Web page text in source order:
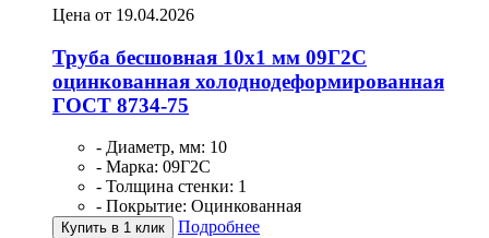
Цена от 19.04.2026
Труба бесшовная 10х1 мм 09Г2С
оцинкованная холоднодеформированная
ГОСТ 8734-75
- Диаметр, мм: 10
- Марка: 09Г2С
- Толщина стенки: 1
- Покрытие: Оцинкованная
Купить в 1 клик Подробнее